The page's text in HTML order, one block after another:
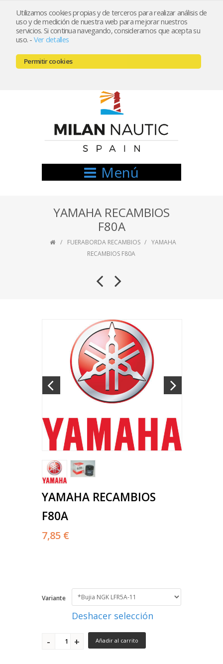
Utilizamos cookies propias y de terceros para realizar análisis de
uso y de medición de nuestra web para mejorar nuestros
servicios. Si continua navegando, consideramos que acepta su
uso. - Ver detalles
Permitir cookies
Registrarse Mi cuenta
666521122 // 654999333
Menú
YAMAHA RECAMBIOS
F80A
FUERABORDA RECAMBIOS
YAMAHA
RECAMBIOS F80A
YAMAHA RECAMBIOS
F80A
7,85 €
Variante
Deshacer selección
Añadir al carrito